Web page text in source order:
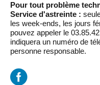
Pour tout problème
Service d'astreinte :
les week-ends, les jours
pouvez appeler le
indiquera un numéro de
personne responsable.